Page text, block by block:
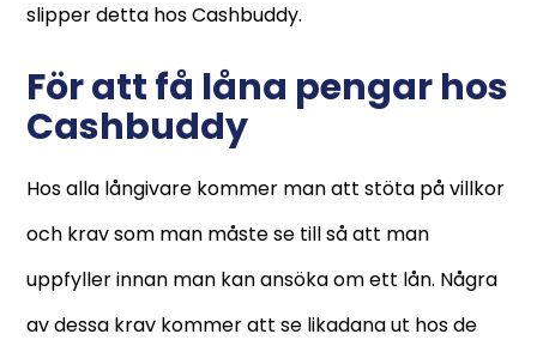
slipper detta hos Cashbuddy.
För att få låna pengar hos
Cashbuddy
Hos alla långivare kommer man att stöta på villkor
och krav som man måste se till så att man
uppfyller innan man kan ansöka om ett lån. Några
av dessa krav kommer att se likadana ut hos de